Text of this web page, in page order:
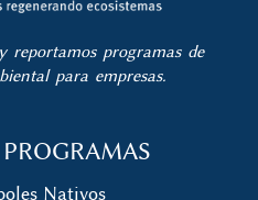
reportamos programas de
para empresas.
Nativos